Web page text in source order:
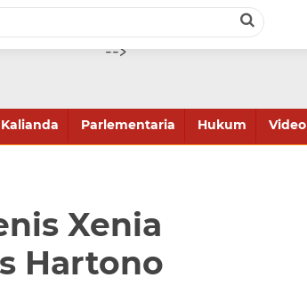
-->
Kalianda Parlementaria Hukum Video
Xenia
Hartono